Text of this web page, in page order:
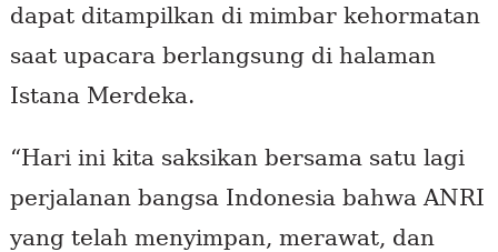
dapat ditampilkan di mimbar kehormatan
saat upacara berlangsung di halaman
Istana Merdeka.
“Hari ini kita saksikan bersama satu lagi
perjalanan bangsa Indonesia bahwa ANRI
yang telah menyimpan, merawat, dan